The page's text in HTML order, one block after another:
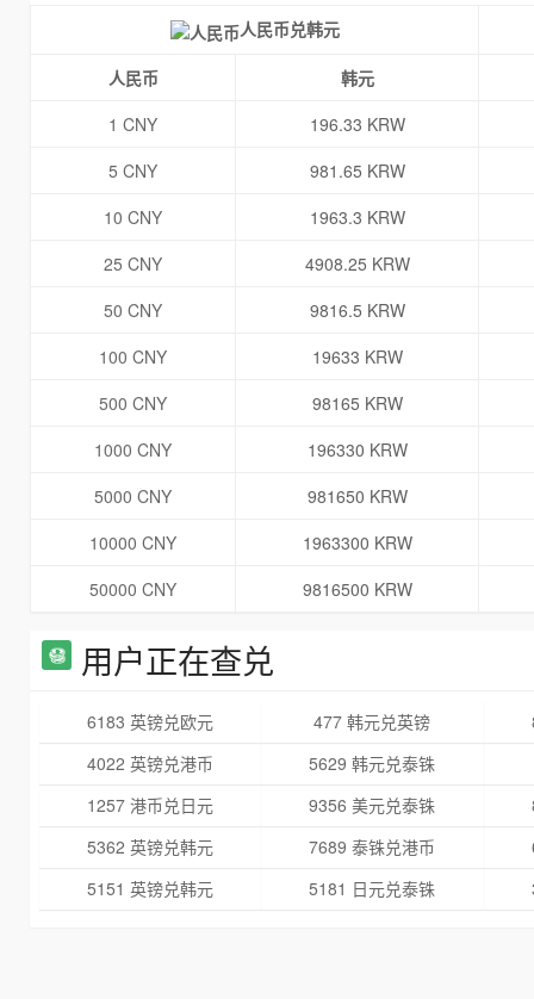
人民币兑韩元
人民币
韩元
1 CNY
196.33 KRW
5 CNY
981.65 KRW
10 CNY
1963.3 KRW
25 CNY
4908.25 KRW
50 CNY
9816.5 KRW
100 CNY
19633 KRW
500 CNY
98165 KRW
1000 CNY
196330 KRW
5000 CNY
981650 KRW
10000 CNY
1963300 KRW
50000 CNY
9816500 KRW
用户正在查兑
6183 英镑兑欧元 477 韩元兑英镑
4022 英镑兑港币
5629 韩元兑泰铢
1257 港币兑日元
9356 美元兑泰铢
5362 英镑兑韩元
7689 泰铢兑港币
5151 英镑兑韩元
5181 日元兑泰铢